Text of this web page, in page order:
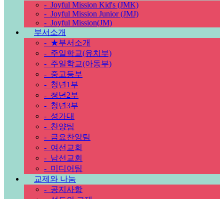
- Joyful Mission Kid's (JMK)
- Joyful Mission Junior (JMJ)
- Joyful Mission(JM)
부서소개
- ★부서소개
- 주일학교(유치부)
- 주일학교(아동부)
- 중고등부
- 청년1부
- 청년2부
- 청년3부
- 성가대
- 찬양팀
- 금요찬양팀
- 여선교회
- 남선교회
- 미디어팀
교제와 나눔
- 공지사항